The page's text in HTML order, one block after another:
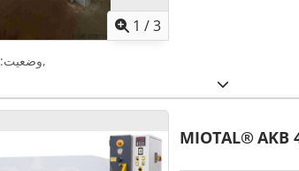
1 /3
وضعیت:,
MIOTAL® AKB